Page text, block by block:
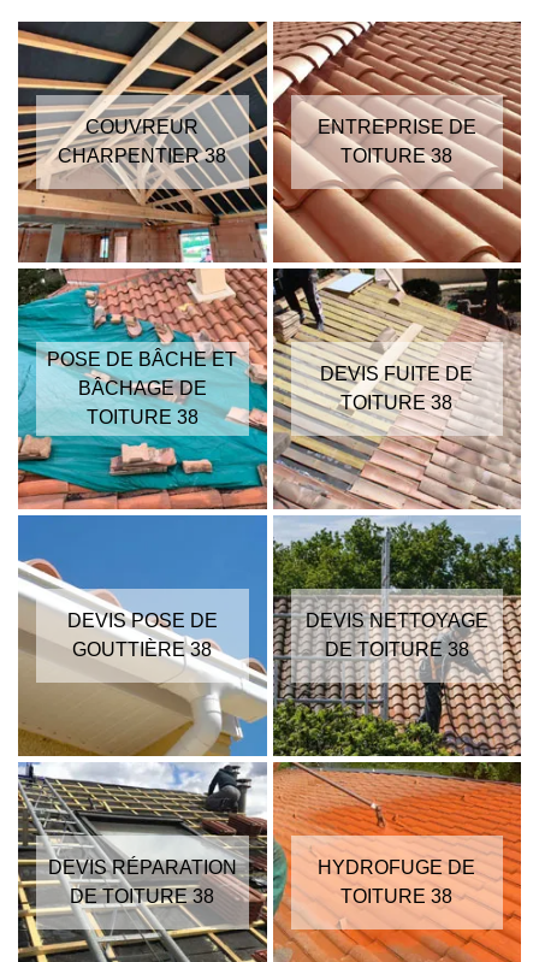
COUVREUR
CHARPENTIER 38
ENTREPRISE DE
TOITURE 38
POSE DE BÂCHE ET
BÂCHAGE DE
TOITURE 38
DEVIS FUITE DE
TOITURE 38
DEVIS POSE DE
GOUTTIÈRE 38
DEVIS NETTOYAGE
DE TOITURE 38
DEVIS RÉPARATION
DE TOITURE 38
HYDROFUGE DE
TOITURE 38